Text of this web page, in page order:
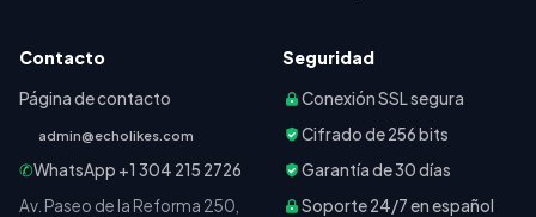
Contacto
Página de contacto
admin@echolikes.com
✆WhatsApp +1 304 215 2726
Av. Paseo de la Reforma 250,
Seguridad
Conexión SSL segura
Cifrado de 256 bits
Garantía de 30 días
Soporte 24/7 en español